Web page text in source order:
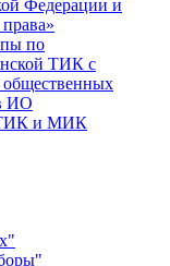
Федерации и
по
ТИК с
ИО
ТИК и МИК